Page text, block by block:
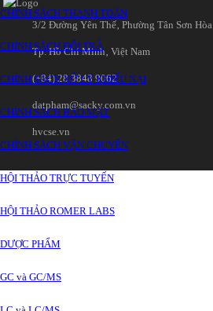
CHÍNH SÁCH THANH TOÁN
CHÍNH SÁCH ĐỔI TRẢ
CHÍNH SÁCH XỬ LÝ KHIẾU NẠI
CHÍNH SÁCH BẢO MẬT
CHÍNH SÁCH VẬN CHUYỂN
HỘI THẢO TRỰC TUYẾN
HỘI THẢO ROMER LABS
DƯỢC PHẨM
GC và GC/MS
3/2 Đường Yên Thế‚ Phường Tân Sơn Hòa
Tp. Hồ Chí Minh‚ Việt Nam
(+84) 28 3848 9062
datpham@sacky.com.vn
hvcse.vn